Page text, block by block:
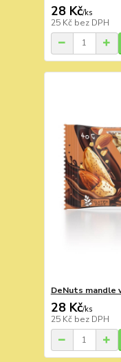
28 Kč/ks
25 Kč bez DPH
DeNuts mandle
28 Kč/ks
25 Kč bez DPH